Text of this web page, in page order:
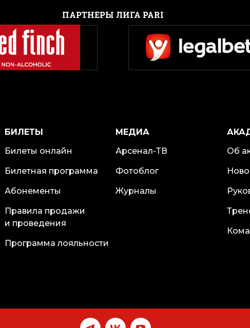
ПАРТНЕРЫ ЛИГА PARI
БИЛЕТЫ
Билеты онлайн
Билетная программа
Абонементы
Правила продажи
и проведения
Программа лояльности
МЕДИА
Арсенал-ТВ
Фотоблог
Журналы
Об